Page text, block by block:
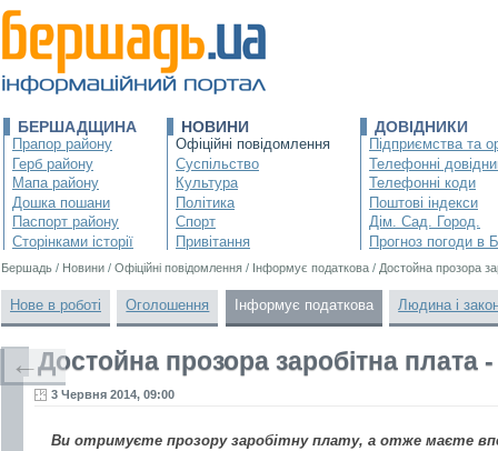
БЕРШАДЩИНА
Прапор району
Герб району
Мапа району
Дошка пошани
Паспорт району
Сторінками історії
НОВИНИ
Офіційні повідомлення
Суспільство
Культура
Політика
Спорт
Привітання
ДОВІДНИКИ
Підприємства та
Телефонні
Телефонні коди
Поштові індекси
Дім. Сад. Город.
Прогноз погоди в
Бершадь / Новини / Офіційні повідомлення / Інформує податкова / Достойна прозора
Нове в роботі Оголошення Інформує податкова Людина і
Достойна прозора заробітна плата
3 Червня 2014, 09:00
Ви отримуєте прозору заробітну плату, а отже маєте
←